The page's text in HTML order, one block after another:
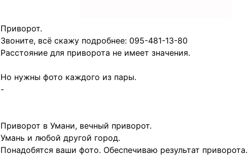
Приворот.
Звоните, всё скажу подробнее: 095-481-13-80
Расстояние для приворота не имеет значения.
Но нужны фото каждого из пары.
-
Приворот в Умани, вечный приворот.
Умань и любой другой город.
Понадобятся ваши фото. Обеспечиваю результат приворота.